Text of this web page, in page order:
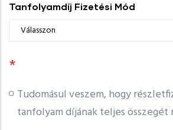
Tanfolyamdíj Fizetési Mód
*
Tudomásul veszem, hogy
tanfolyam díjának teljes